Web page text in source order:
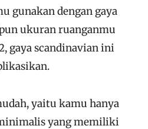
gunakan dengan gaya
ukuran ruanganmu
gaya scandinavian ini
yaitu kamu hanya
yang memiliki